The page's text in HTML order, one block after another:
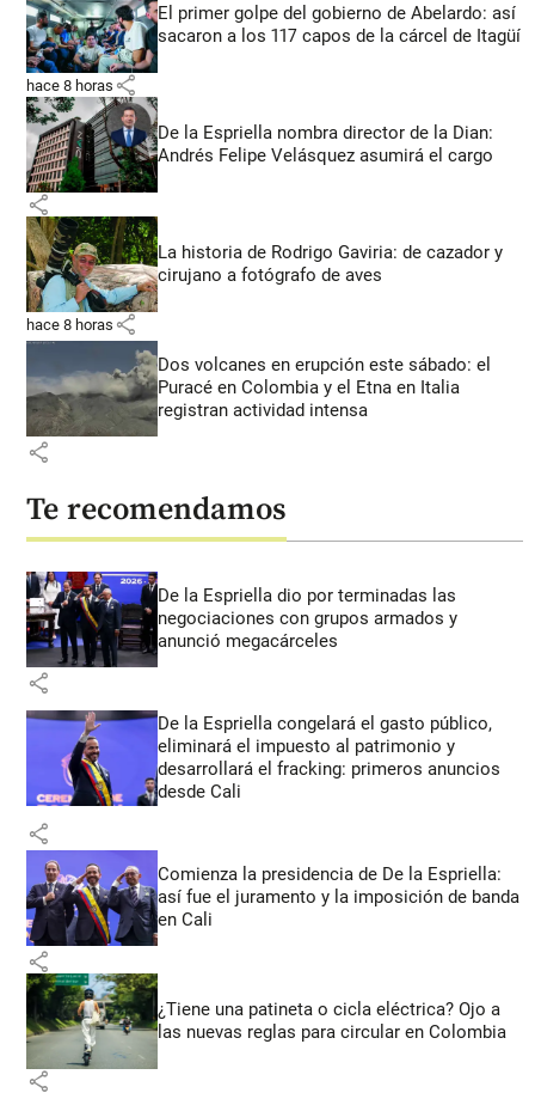
El primer golpe del gobierno de Abelardo: así
sacaron a los 117 capos de la cárcel de Itagüí
hace 8 horas share
De la Espriella nombra director de la Dian:
Andrés Felipe Velásquez asumirá el cargo
share
La historia de Rodrigo Gaviria: de cazador y
cirujano a fotógrafo de aves
hace 8 horas share
Dos volcanes en erupción este sábado: el
Puracé en Colombia y el Etna en Italia
registran actividad intensa
share
Te recomendamos
De la Espriella dio por terminadas las
negociaciones con grupos armados y
anunció megacárceles
share
De la Espriella congelará el gasto público,
eliminará el impuesto al patrimonio y
desarrollará el fracking: primeros anuncios
desde Cali
share
Comienza la presidencia de De la Espriella:
así fue el juramento y la imposición de banda
en Cali
share
¿Tiene una patineta o cicla eléctrica? Ojo a
las nuevas reglas para circular en Colombia
share